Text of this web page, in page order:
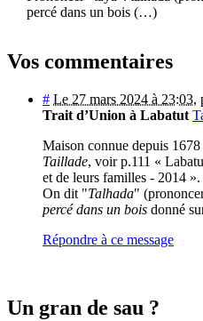
percé dans un bois (…)
Vos commentaires
# Le 27 mars 2024 à 23:03,
Trait d’Union à Labatut
Maison connue depuis
Taillade, voir p.111 «
et de leurs familles - 2014 ».
On dit "Talhada"
percé dans un bois donné
Répondre à ce message
Un gran de sau ?